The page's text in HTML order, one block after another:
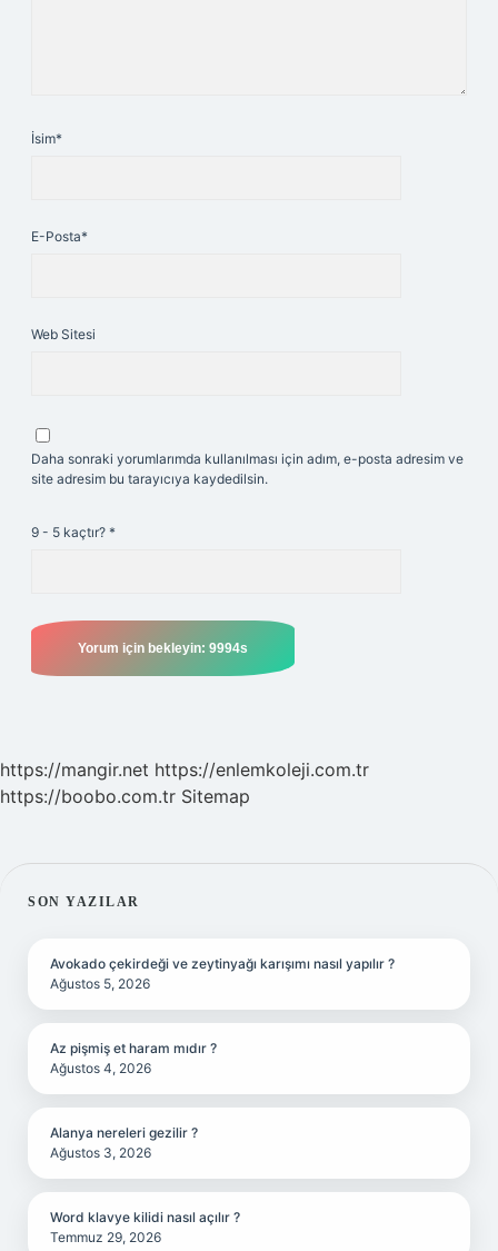
İsim*
E-Posta*
Web Sitesi
Daha sonraki yorumlarımda kullanılması için adım, e-posta adresim ve
site adresim bu tarayıcıya kaydedilsin.
9 - 5 kaçtır? *
https://mangir.net https://enlemkoleji.com.tr
https://boobo.com.tr Sitemap
SIDEBAR
SON YAZILAR
Avokado çekirdeği ve zeytinyağı karışımı nasıl yapılır ?
Ağustos 5, 2026
Az pişmiş et haram mıdır ?
Ağustos 4, 2026
Alanya nereleri gezilir ?
Ağustos 3, 2026
Word klavye kilidi nasıl açılır ?
Temmuz 29, 2026